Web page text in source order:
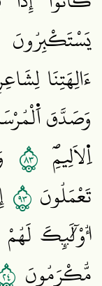
يَسْتَكْبِرُونَ
ءَالِهَتِنَا
وَصَدَّقَ
اِ۬لَالِيمِۖ ٣٨
تَعْمَلُونَ ٣٩
أُوْلَٰٓئِكَ
مُّكْرَمُونَ